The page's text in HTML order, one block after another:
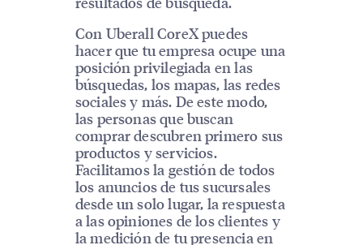
Con Uberall CoreX puedes
hacer que tu empresa ocupe una
posición privilegiada en las
búsquedas, los mapas, las redes
sociales y más. De este modo,
las personas que buscan
comprar descubren primero sus
productos y servicios.
Facilitamos la gestión de todos
los anuncios de tus sucursales
desde un solo lugar, la respuesta
a las opiniones de los clientes y
la medición de tu presencia en